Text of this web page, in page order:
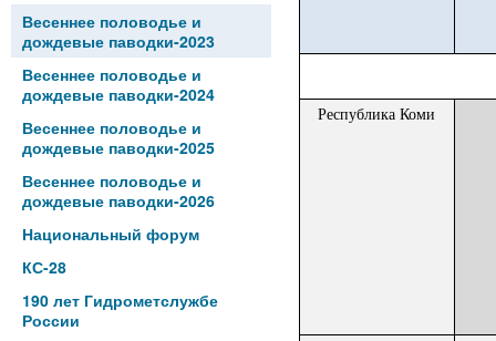
Весеннее половодье и
дождевые паводки-2023
Весеннее половодье и
дождевые паводки-2024
Весеннее половодье и
дождевые паводки-2025
Весеннее половодье и
дождевые паводки-2026
Национальный форум
КС-28
190 лет Гидрометслужбе
России
Республика Коми